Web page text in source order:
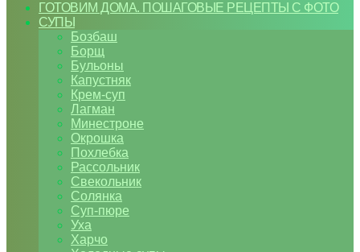
ГОТОВИМ ДОМА. ПОШАГОВЫЕ РЕЦЕПТЫ С ФОТО
СУПЫ
Бозбаш
Борщ
Бульоны
Капустняк
Крем-суп
Лагман
Минестроне
Окрошка
Похлебка
Рассольник
Свекольник
Солянка
Суп-пюре
Уха
Харчо